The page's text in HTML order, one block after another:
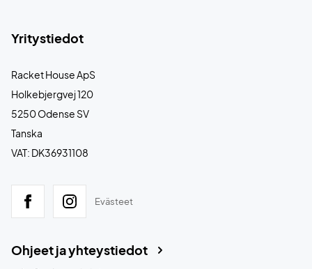
Yritystiedot
Racket House ApS
Holkebjergvej 120
5250 Odense SV
Tanska
VAT: DK36931108
Evästeet
Ohjeet ja yhteystiedot